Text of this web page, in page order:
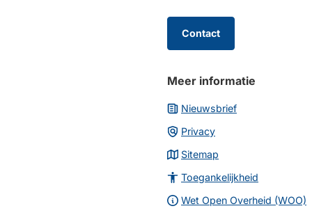
van
paginainhoud
Contact
Meer informatie
Nieuwsbrief
Privacy
Sitemap
Toegankelijkheid
Wet Open Overheid (WOO)